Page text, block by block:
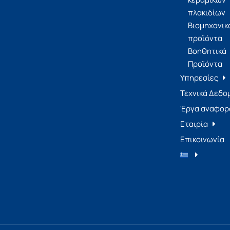
πλακιδίων
προϊόντα
Βοηθητικά
Προϊόντα
Υπηρεσίες
Τεχνικά
Έργα
Εταιρία
Επικοινωνία